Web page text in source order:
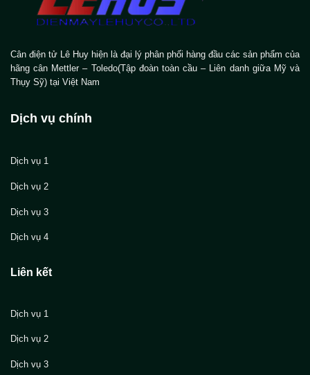
Cân điện tử Lê Huy hiện là đại lý phân phối hàng đầu các sản phẩm của
hãng cân Mettler – Toledo(Tập đoàn toàn cầu – Liên danh giữa Mỹ và
Thụy Sỹ) tại Việt Nam
Dịch vụ chính
Dịch vụ 1
Dịch vụ 2
Dịch vụ 3
Dịch vụ 4
Liên kết
Dịch vụ 1
Dịch vụ 2
Dịch vụ 3